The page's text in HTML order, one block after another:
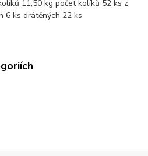
11,50 kg počet kolíků 52 ks z
6 ks drátěných 22 ks